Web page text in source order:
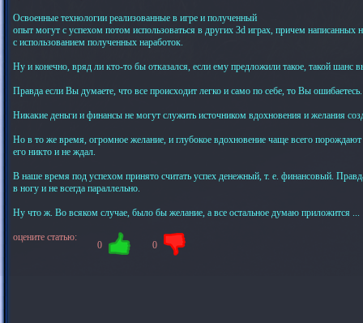
Освоенные технологии реализованные в игре и полученный
опыт могут с успехом потом использоваться в других 3d играх, причем написанных
с использованием полученных наработок.
Ну и конечно, вряд ли кто-то бы отказался, если ему предложили такое, такой шанс
Правда если Вы думаете, что все происходит легко и само по себе, то Вы ошибаетесь.
Никакие деньги и финансы не могут служить источником вдохновения и желания
Но в то же время, огромное желание, и глубокое вдохновение чаще всего порождают
его никто и не ждал.
В наше время под успехом принято считать успех денежный, т. е. финансовый.
в ногу и не всегда параллельно.
Ну что ж. Во всяком случае, было бы желание, а все остальное думаю приложится ...
оцените статью:
0 0